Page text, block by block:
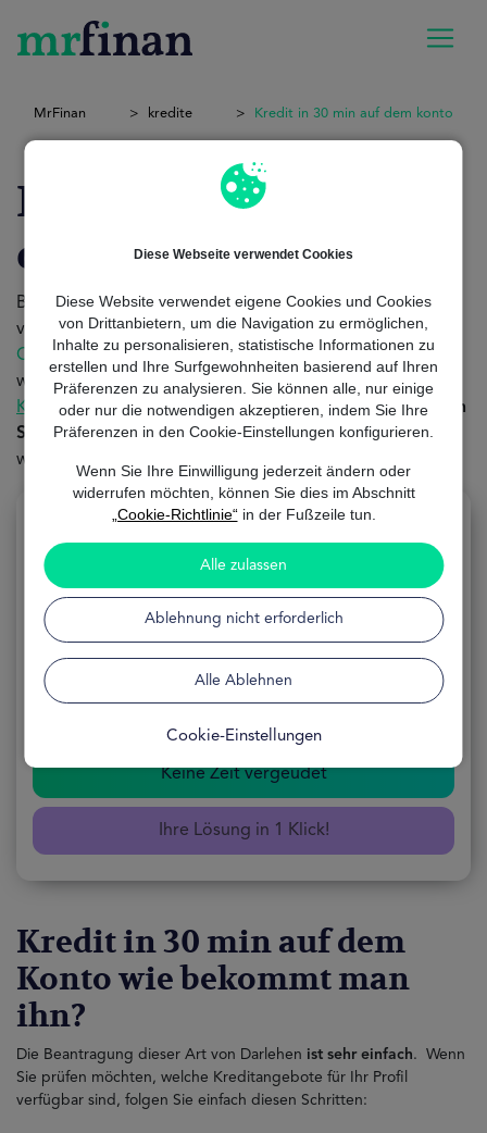
Diese Webseite verwendet Cookies
Diese Website verwendet eigene Cookies und Cookies
von Drittanbietern, um die Navigation zu ermöglichen,
Inhalte zu personalisieren, statistische Informationen zu
erstellen und Ihre Surfgewohnheiten basierend auf Ihren
Präferenzen zu analysieren. Sie können alle, nur einige
oder nur die notwendigen akzeptieren, indem Sie Ihre
Präferenzen in den Cookie-Einstellungen konfigurieren.
Wenn Sie Ihre Einwilligung jederzeit ändern oder
widerrufen möchten, können Sie dies im Abschnitt
„Cookie-Richtlinie“in der Fußzeile tun.
Alle zulassen
Ablehnung nicht erforderlich
Alle Ablehnen
Cookie-Einstellungen
MrFinan kredite Kredit in 30 min auf dem konto
Kredit in 30 min auf
dem konto
Brauchen Siesofortiges Bargeld? Niemand will Zeit
verlieren. Deshalb ist die Geschwindigkeit, mit der ein
Online-Kredit bearbeitet und erhalten wird, so
wichtig. Wollen Sie wissen, wie Siein 30 Minuten einen
Kreditvor Ort bekommen können? Bleiben Sie undlesen
Sie weiter. Wir von MrFinan sagen Ihnen alles, was Sie
wissen müssen.
Kredit in 30 min auf dem konto
ANWENDUNG 100% Online
FORMEL Kostenlos
Keine Zeit vergeudet
Ihre Lösung in 1 Klick!
Kredit in 30 min auf dem
Konto wie bekommt man
ihn?
Die Beantragung dieser Art von Darlehen ist sehr einfach. Wenn
Sie prüfen möchten, welche Kreditangebote für Ihr Profil
verfügbar sind, folgen Sie einfach diesen Schritten: